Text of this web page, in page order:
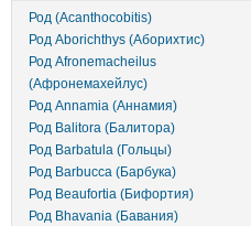
Род (Acanthocobitis)
Род Aborichthys (Аборихтис)
Род Afronemacheilus
(Афронемахейлус)
Род Annamia (Аннамия)
Род Balitora (Балитора)
Род Barbatula (Гольцы)
Род Barbucca (Барбука)
Род Beaufortia (Бифортия)
Род Bhavania (Бавания)